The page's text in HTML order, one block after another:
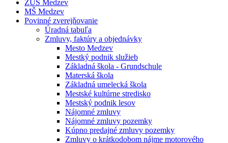
ZUŠ Medzev
MŠ Medzev
Povinné zverejňovanie
Úradná tabuľa
Zmluvy, faktúry a objednávky
Mesto Medzev
Mestký podnik služieb
Základná škola - Grundschule
Materská škola
Základná umelecká škola
Mestské kultúrne stredisko
Mestský podnik lesov
Nájomné zmluvy
Nájomné zmluvy pozemky
Kúpno predajné zmluvy pozemky
Zmluvy o krátkodobom nájme motorového